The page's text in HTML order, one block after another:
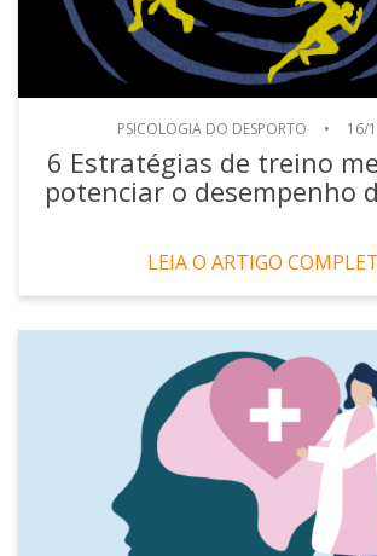
PSICOLOGIA DO DESPORTO • 16/
6 Estratégias de treino
potenciar o desempenho
LEIA O ARTIGO